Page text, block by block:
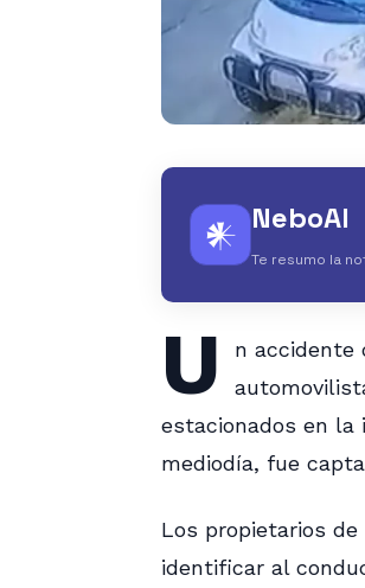
𒀭 NeboAI
Te resumo la
U n accidente
estacionados en la
mediodía, fue
Los propietarios
identificar al